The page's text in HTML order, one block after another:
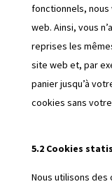
fonctionnels,
web. Ainsi, vous
reprises les
site web et, par
panier jusqu’à
cookies sans
5.2 Cookies
Nous utilisons